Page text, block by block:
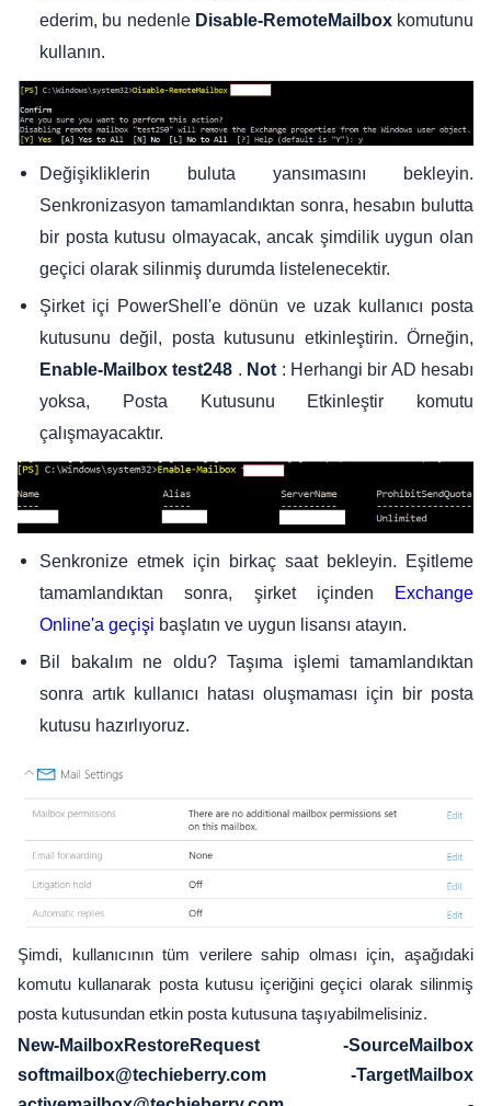
ederim, bu nedenle Disable-RemoteMailboxkomutunu
kullanın.
Değişikliklerin buluta yansımasını bekleyin.
Senkronizasyon tamamlandıktan sonra, hesabın bulutta
bir posta kutusu olmayacak, ancak şimdilik uygun olan
geçici olarak silinmiş durumda listelenecektir.
Şirket içi PowerShell'e dönün ve uzak kullanıcı posta
kutusunu değil, posta kutusunu etkinleştirin. Örneğin,
Enable-Mailbox test248 Not : Herhangi bir AD hesabı
yoksa, Posta Kutusunu Etkinleştir komutu
çalışmayacaktır.
Senkronize etmek için birkaç saat bekleyin. Eşitleme
tamamlandıktan sonra, şirket içinden
Exchange
Online'a geçişi başlatın ve uygun lisansı atayın.
Bil bakalım ne oldu? Taşıma işlemi tamamlandıktan
sonra artık kullanıcı hatası oluşmaması için bir posta
kutusu hazırlıyoruz.
Şimdi, kullanıcının tüm verilere sahip olması için, aşağıdaki
komutu kullanarak posta kutusu içeriğini geçici olarak silinmiş
posta kutusundan etkin posta kutusuna taşıyabilmelisiniz.
New-MailboxRestoreRequest -SourceMailbox
softmailbox@techieberry.com -TargetMailbox